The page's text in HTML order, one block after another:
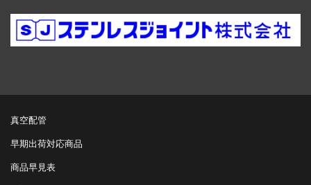
真空配管
早期出荷対応商品
商品早見表